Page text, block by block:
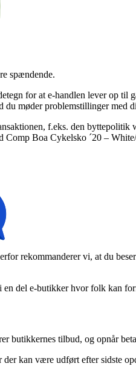
spændende.
for at e-handlen lever op
du møder problemstillinger med
f.eks. den
Boa Cykelsko ´20 –
rekommanderer vi, at du
del e-butikker hvor folk kan
butikkernes tilbud, og opnår
kan være udført efter sidste